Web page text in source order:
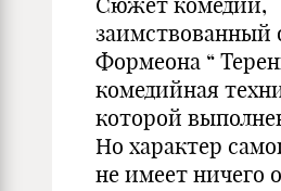
заимствованный
Формеона “
комедийная
которой
Но характер
не имеет ничего